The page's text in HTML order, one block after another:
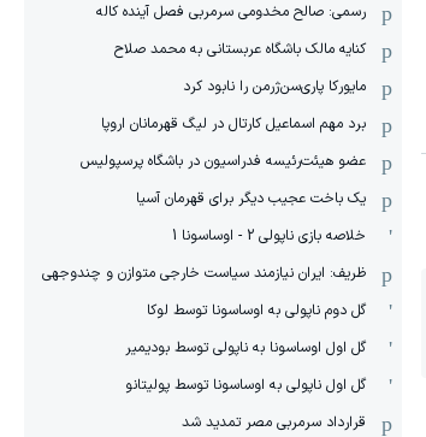
رسمی: صالح مخدومی سرمربی فصل آینده کاله
کنایه مالک باشگاه عربستانی به محمد صلاح
مایورکا پاری‌سن‌ژرمن را نابود کرد
برد مهم اسماعیل کارتال در لیگ قهرمانان اروپا
عضو هیئت‌رئیسه فدراسیون در باشگاه پرسپولیس
یک باخت عجیب دیگر برای قهرمان آسیا
خلاصه بازی ناپولی 2 - اوساسونا 1
ظریف: ایران نیازمند سیاست خارجی متوازن و چندوجهی
گل دوم ناپولی به اوساسونا توسط لوکا
گل اول اوساسونا به ناپولی توسط بودیمیر
گل اول ناپولی به اوساسونا توسط پولیتانو
قرارداد سرمربی مصر تمدید شد